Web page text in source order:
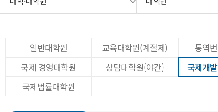
일반대학원 교육대학원(계절제)
통역
국제 경영대학원
상담대학원(야간)
국제개
국제법률대학원